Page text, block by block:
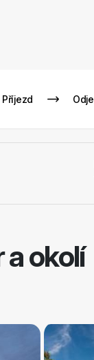
a okolí